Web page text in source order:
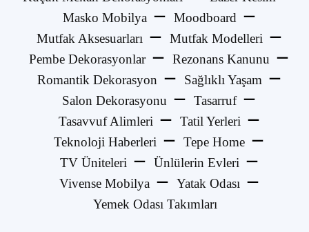
Masko Mobilya
Moodboard
Mutfak Aksesuarları
Mutfak Modelleri
Pembe Dekorasyonlar
Rezonans Kanunu
Romantik Dekorasyon
Sağlıklı Yaşam
Salon Dekorasyonu
Tasarruf
Tasavvuf Alimleri
Tatil Yerleri
Teknoloji Haberleri
Tepe Home
TV Üniteleri
Ünlülerin Evleri
Vivense Mobilya
Yatak Odası
Yemek Odası Takımları